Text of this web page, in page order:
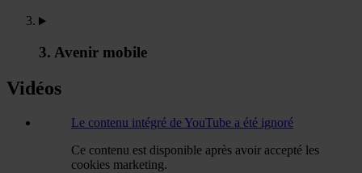
3. Avenir mobile
Vidéos
Le contenu intégré de YouTube a été ignoré
Ce contenu est disponible après avoir accepté les
cookies marketing.